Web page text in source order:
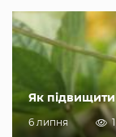
Як підвищити
6 липня